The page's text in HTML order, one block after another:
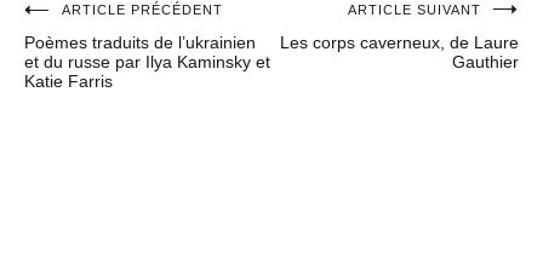
Navigation
de
ARTICLE PRÉCÉDENT
Poèmes traduits de l’ukrainien
et du russe par Ilya Kaminsky et
Katie Farris
ARTICLE SUIVANT
Les corps caverneux, de Laure
Gauthier